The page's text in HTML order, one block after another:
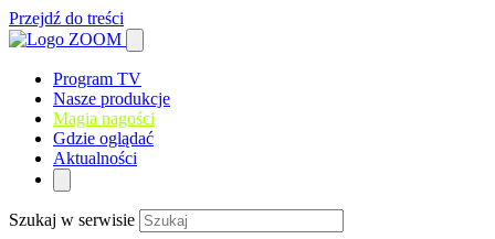
Przejdź do treści
Program TV
Nasze produkcje
Magia nagości
Gdzie oglądać
Aktualności
Szukaj w serwisie